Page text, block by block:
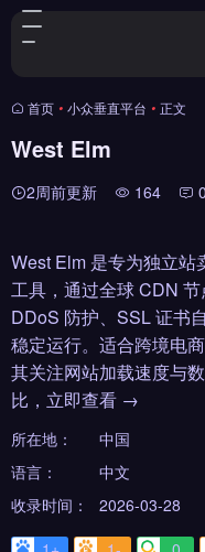
首页 • 小众垂直平台 • 正文
West Elm
2周前更新 164 0
West Elm 是专为独立站
工具，通过全球 CDN
DDoS 防护、SSL 证书
稳定运行。适合跨境电
其关注网站加载速度与
比，立即查看 →
所在地：
中国
语言：
中文
收录时间：
2026-03-28